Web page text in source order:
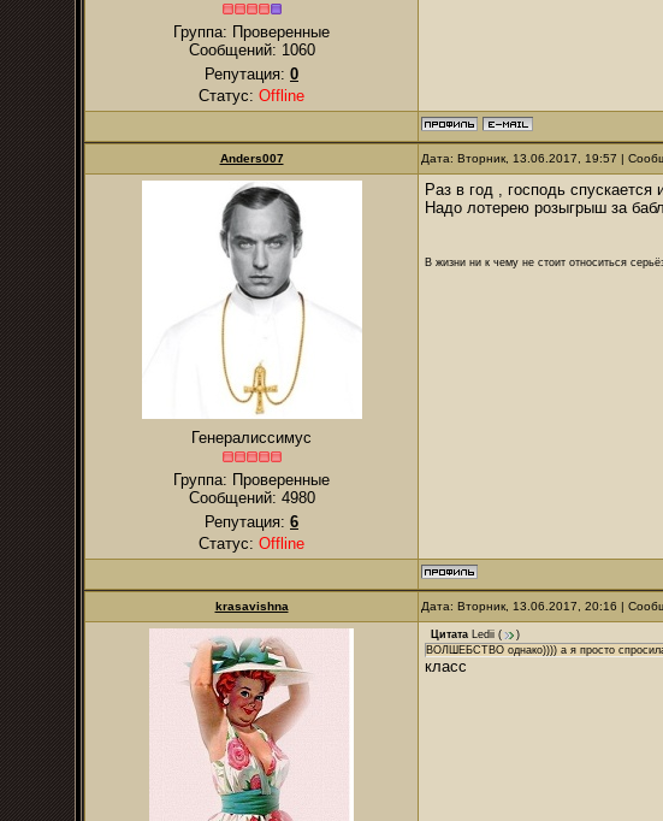
Группа: Проверенные
Сообщений: 1060
Репутация: 0
Статус: Offline
Anders007 Дата: Вторник, 13.06.2017, 19:57 |
Генералиссимус
Группа: Проверенные
Сообщений: 4980
Репутация: 6
Статус: Offline
Раз в год , господь
Надо лотерею розыгрыш за
В жизни ни к чему не стоит относиться
krasavishna Дата: Вторник, 13.06.2017, 20:16 |
Цитата Ledii (
)
ВОЛШЕБСТВО однако)))) а я просто
класс